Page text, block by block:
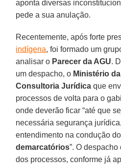
aponta diversas
pede a sua anulação.
Recentemente, após forte
indígena, foi formado um
analisar o Parecer da AGU.
um despacho, o Ministério
Consultoria Jurídica que
processos de volta para o
onde deverão ficar “até que
necessária segurança
entendimento na condução
demarcatórios”. O
dos processos, conforme já